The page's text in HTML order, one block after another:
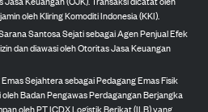
oleh Kliring Komoditi Indonesia (KKI).
Santosa Sejati sebagai Agen Penjual Efek
dan diawasi oleh Otoritas Jasa Keuangan
Sejahtera sebagai Pedagang Emas Fisik
Badan Pengawas Perdagangan Berjangka
oleh PT ICDX Logistik Berikat (ILB) yang